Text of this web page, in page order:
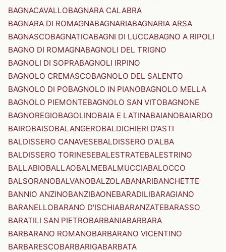
BAGNACAVALLOBAGNARA CALABRA
BAGNARA DI ROMAGNABAGNARIABAGNARIA ARSA
BAGNASCOBAGNATICABAGNI DI LUCCABAGNO A RIPOLI
BAGNO DI ROMAGNABAGNOLI DEL TRIGNO
BAGNOLI DI SOPRABAGNOLI IRPINO
BAGNOLO CREMASCOBAGNOLO DEL SALENTO
BAGNOLO DI POBAGNOLO IN PIANOBAGNOLO MELLA
BAGNOLO PIEMONTEBAGNOLO SAN VITOBAGNONE
BAGNOREGIOBAGOLINOBAIA E LATINABAIANOBAIARDO
BAIROBAISOBALANGEROBALDICHIERI D'ASTI
BALDISSERO CANAVESEBALDISSERO D'ALBA
BALDISSERO TORINESEBALESTRATEBALESTRINO
BALLABIOBALLAOBALMEBALMUCCIABALOCCO
BALSORANOBALVANOBALZOLABANARIBANCHETTE
BANNIO ANZINOBANZIBAONEBARADILIBARAGIANO
BARANELLOBARANO D'ISCHIABARANZATEBARASSO
BARATILI SAN PIETROBARBANIABARBARA
BARBARANO ROMANOBARBARANO VICENTINO
BARBARESCOBARBARIGABARBATA